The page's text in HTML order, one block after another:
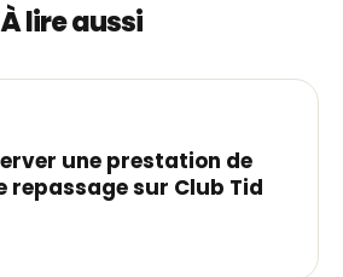
À lire aussi
une prestation de
repassage sur Club Tid